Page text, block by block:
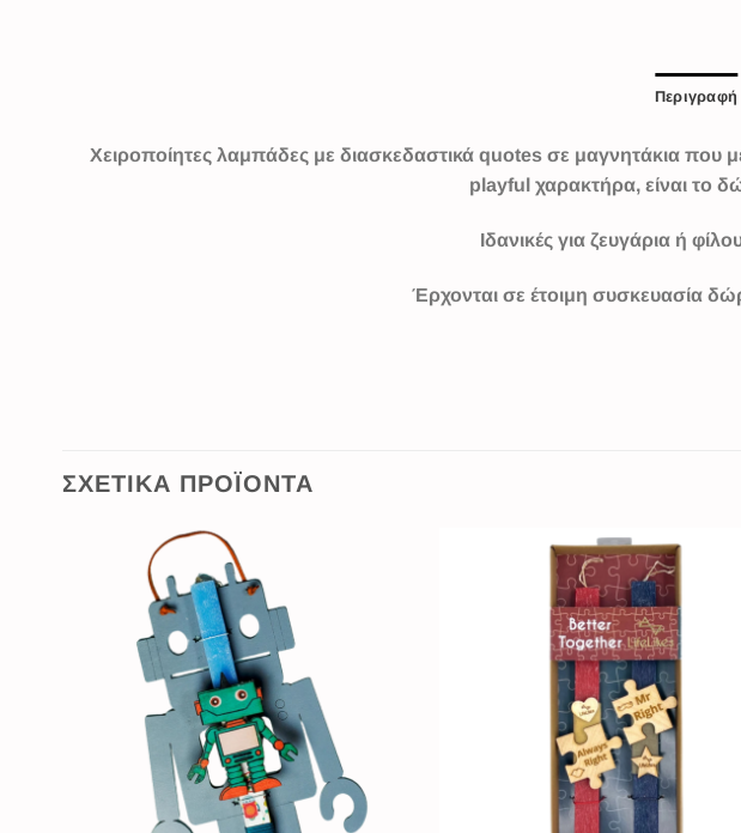
Περιγραφή
Χειροποίητες λαμπάδες με διασκεδαστικά quotes σε μαγνητάκια που
playful χαρακτήρα, είναι το
Ιδανικές για ζευγάρια ή
Έρχονται σε έτοιμη συσκευασία
ΣΧΕΤΙΚΆ ΠΡΟΪΌΝΤΑ